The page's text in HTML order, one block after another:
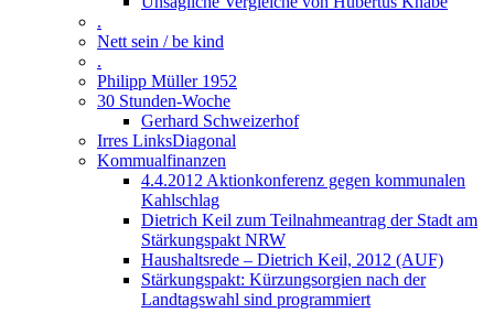
.
Nett sein / be kind
.
Philipp Müller 1952
30 Stunden-Woche
Gerhard Schweizerhof
Irres LinksDiagonal
Kommualfinanzen
4.4.2012 Aktionkonferenz gegen kommunalen
Kahlschlag
Dietrich Keil zum Teilnahmeantrag der Stadt am
Stärkungspakt NRW
Haushaltsrede – Dietrich Keil, 2012 (AUF)
Stärkungspakt: Kürzungsorgien nach der
Landtagswahl sind programmiert